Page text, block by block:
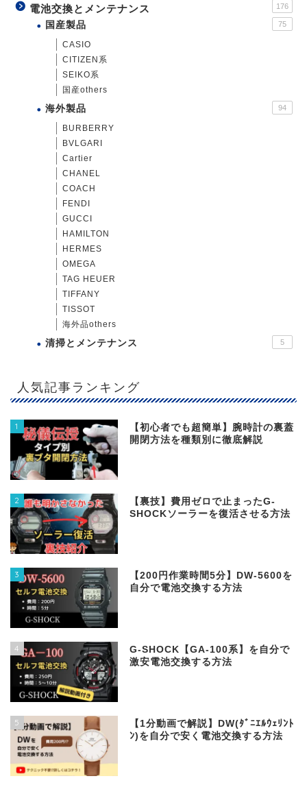
電池交換とメンテナンス 176
国産製品 75
CASIO
CITIZEN系
SEIKO系
国産others
海外製品 94
BURBERRY
BVLGARI
Cartier
CHANEL
COACH
FENDI
GUCCI
HAMILTON
HERMES
OMEGA
TAG HEUER
TIFFANY
TISSOT
海外品others
清掃とメンテナンス 5
人気記事ランキング
1
【初心者でも超簡単】腕時計の裏蓋
開閉方法を種類別に徹底解説
2
【裏技】費用ゼロで止まったG-
SHOCKソーラーを復活させる方法
3
【200円作業時間5分】DW‐5600を
自分で電池交換する方法
4
G-SHOCK【GA-100系】を自分で
激安電池交換する方法
5
【1分動画で解説】DW(ﾀﾞﾆｴﾙｳｪﾘﾝﾄ
ﾝ)を自分で安く電池交換する方法